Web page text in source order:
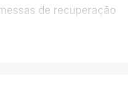
de recuperação